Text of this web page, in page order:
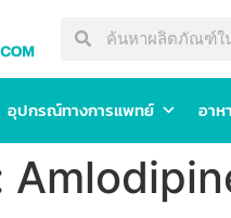
อุปกรณ์ทางการแพทย์ อาห